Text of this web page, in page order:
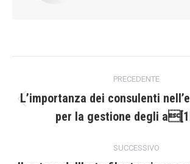
tra
PRECEDENTE
precedente:
L’importanza dei consulenti
per la gestione degli
SUCCESSIVO